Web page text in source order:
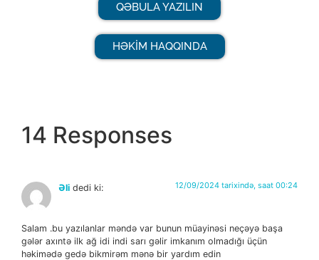
QƏBULA YAZILIN
HƏKİM HAQQINDA
14 Responses
Əli dedi ki: 12/09/2024 tarixində, saat 00:24
Salam .bu yazılanlar məndə var bunun müayinəsi neçəyə başa
gələr axıntə ilk ağ idi indi sarı gəlir imkanım olmadığı üçün
həkimədə gedə bikmirəm mənə bir yardım edin